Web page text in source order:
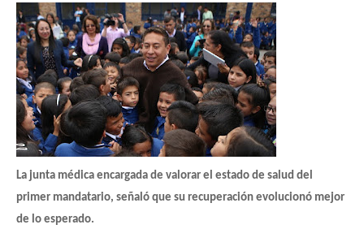
La junta médica encargada de valorar el estado de salud del
primer mandatario, señaló que su recuperación evolucionó mejor
de lo esperado.